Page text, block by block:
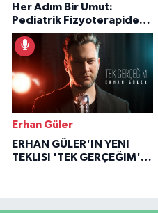
Her Adım Bir Umut:
Pediatrik Fizyoterapiden
İlham Veren Hikâyeler
Erhan Güler
ERHAN GÜLER'IN YENI
TEKLISI 'TEK GERÇEĞIM'LE